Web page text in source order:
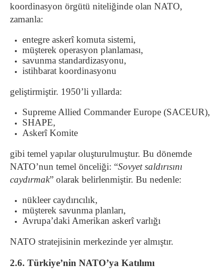
koordinasyon örgütü niteliğinde olan NATO,
zamanla:
entegre askerî komuta sistemi,
müşterek operasyon planlaması,
savunma standardizasyonu,
istihbarat koordinasyonu
geliştirmiştir. 1950’li yıllarda:
Supreme Allied Commander Europe (SACEUR),
SHAPE,
Askerî Komite
gibi temel yapılar oluşturulmuştur. Bu dönemde
NATO’nun temel önceliği: “Sovyet saldırısını
caydırmak” olarak belirlenmiştir. Bu nedenle:
nükleer caydırıcılık,
müşterek savunma planları,
Avrupa’daki Amerikan askerî varlığı
NATO stratejisinin merkezinde yer almıştır.
2.6. Türkiye’nin NATO’ya Katılımı